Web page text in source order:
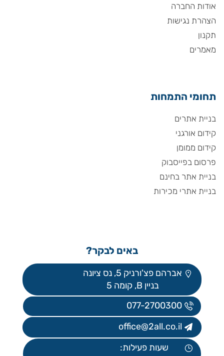
אודות החברה
הצהרת נגישות
תקנון
מאמרים
תחומי התמחות
בניית אתרים
קידום אורגני
קידום ממומן
פרסום בפייסבוק
בניית אתר בחינם
בניית אתרי מכירות
באים לבקר?
אברהם פצ'ורניק 5, נס ציונה
בניין B, קומה 5
077-2700300
office@2all.co.il
שעות פעילות: